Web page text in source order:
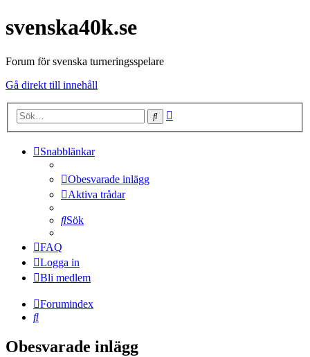
svenska40k.se
Forum för svenska turneringsspelare
Gå direkt till innehåll
Sök
Snabblänkar
Obesvarade inlägg
Aktiva trådar
Sök
FAQ
Logga in
Bli medlem
Forumindex
Sök
Obesvarade inlägg